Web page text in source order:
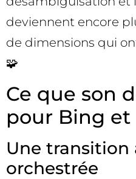
deviennent encore
de dimensions qui
🧩
Ce que son
pour Bing et
Une transition
orchestrée